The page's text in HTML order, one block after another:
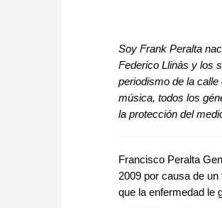
Soy Frank Peralta
Federico Llinás y los
periodismo de la
música, todos los
la protección del
Francisco Peralta
2009 por causa de
que la enfermedad le